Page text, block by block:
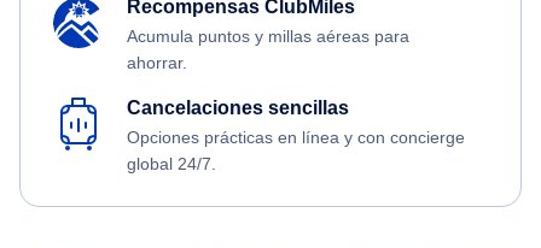
Recompensas ClubMiles
Acumula puntos y millas aéreas para
ahorrar.
Cancelaciones sencillas
Opciones prácticas en línea y con concierge
global 24/7.